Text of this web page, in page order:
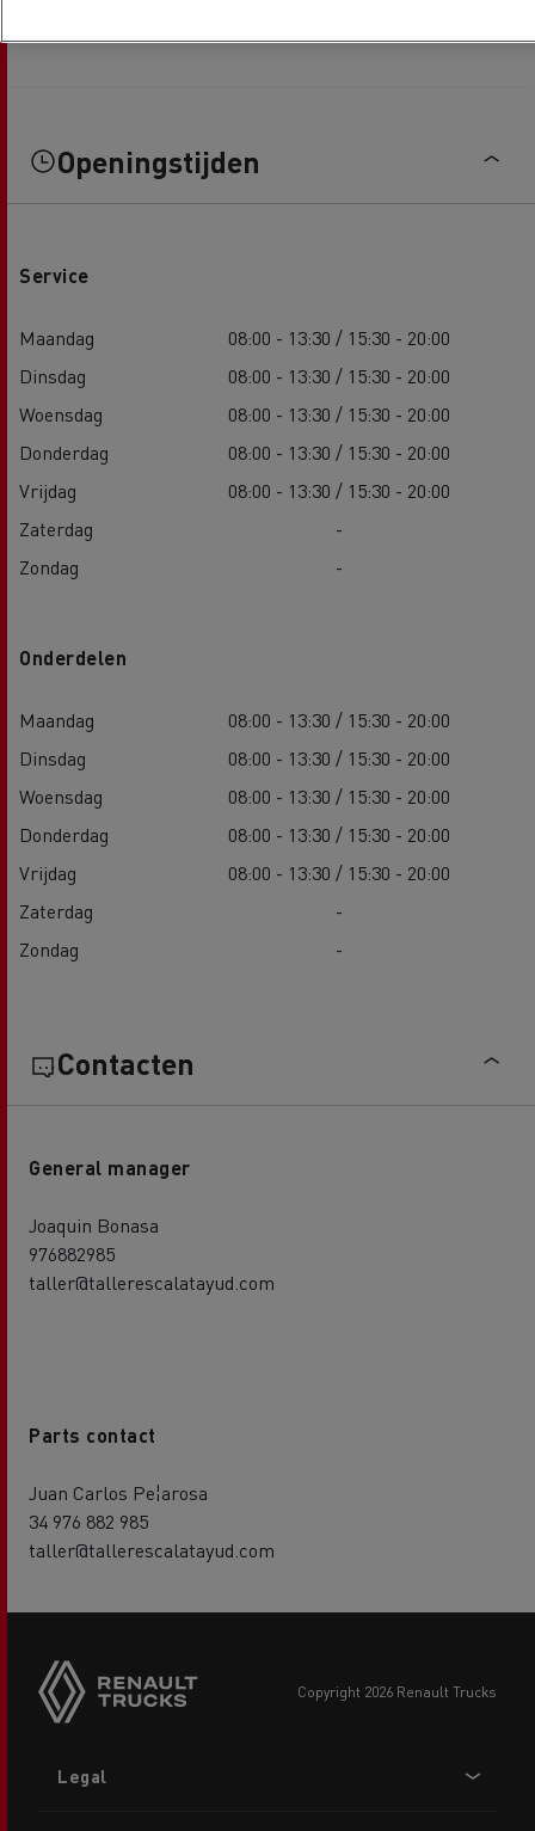
Openingstijden
Service
Maandag
08:00 - 13:30 / 15:30 - 20:00
Dinsdag
08:00 - 13:30 / 15:30 - 20:00
Woensdag
08:00 - 13:30 / 15:30 - 20:00
Donderdag
08:00 - 13:30 / 15:30 - 20:00
Vrijdag
08:00 - 13:30 / 15:30 - 20:00
Zaterdag
-
Zondag
-
Onderdelen
Maandag
08:00 - 13:30 / 15:30 - 20:00
Dinsdag
08:00 - 13:30 / 15:30 - 20:00
Woensdag
08:00 - 13:30 / 15:30 - 20:00
Donderdag
08:00 - 13:30 / 15:30 - 20:00
Vrijdag
08:00 - 13:30 / 15:30 - 20:00
Zaterdag
-
Zondag
-
Contacten
General manager
Joaquin Bonasa
976882985
taller@tallerescalatayud.com
Parts contact
Juan Carlos Pe¦arosa
34 976 882 985
taller@tallerescalatayud.com
copyright 2026 Renault Trucks
menu
Legal